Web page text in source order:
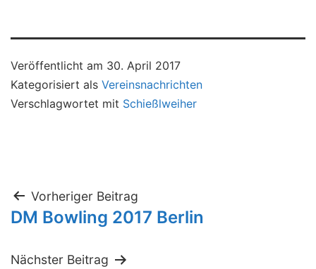
Veröffentlicht am 30. April 2017
Kategorisiert als Vereinsnachrichten
Verschlagwortet mit Schießlweiher
Beitragsnavigation
Vorheriger Beitrag
DM Bowling 2017 Berlin
Nächster Beitrag